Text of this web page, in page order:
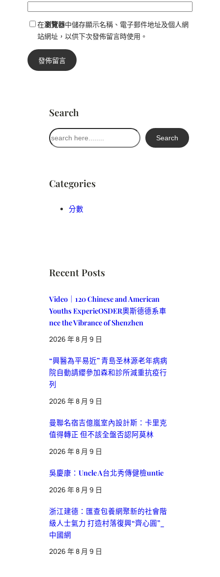
在瀏覽器中儲存顯示名稱、電子郵件地址及個人網
站網址，以供下次發佈留言時使用。
Search
搜
尋
Search
Categories
分數
Recent Posts
Video｜120 Chinese and American
Youths ExperieOSDER奧斯德德系車
nce the Vibrance of Shenzhen
2026 年 8 月 9 日
“興醫為平易近” 青島圣林源老年病病
院自動請纓參加森和診所減重抗疫行
列
2026 年 8 月 9 日
曼聯名宿吉億嵐室內設計斯：卡里克
值得轉正 但不該全盤否認阿莫林
2026 年 8 月 9 日
吳慶康：Uncle A台北秀傳健檢untie
2026 年 8 月 9 日
浙江建德：匯查包養網聚新的社會階
級人士氣力 打造村落復興“齊心圓”_
中國網
2026 年 8 月 9 日